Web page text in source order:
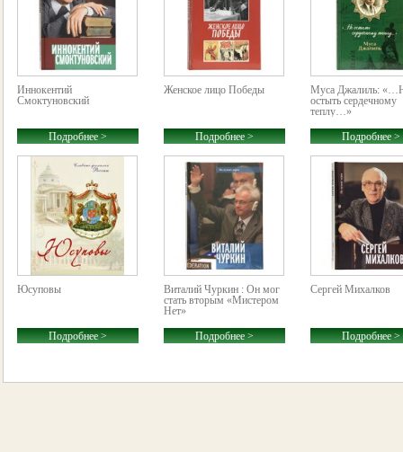
Иннокентий
Смоктуновский
Подробнее >
Женское лицо Победы
Подробнее >
Муса Джалиль:
остыть сердечному
теплу…»
Подробнее >
Юсуповы
Подробнее >
Виталий Чуркин : Он мог
стать вторым «Мистером
Нет»
Подробнее >
Сергей Михалков
Подробнее >